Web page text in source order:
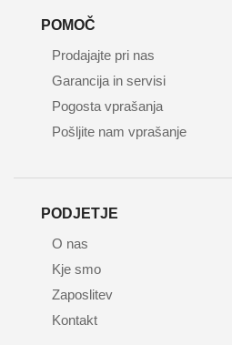
POMOČ
Prodajajte pri nas
Garancija in servisi
Pogosta vprašanja
Pošljite nam vprašanje
PODJETJE
O nas
Kje smo
Zaposlitev
Kontakt